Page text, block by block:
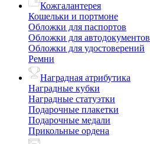
Кожгалантерея
Кошельки и портмоне
Обложки для паспортов
Обложки для автодокументов
Обложки для удостоверений
Ремни
Наградная атрибутика
Наградные кубки
Наградные статуэтки
Подарочные плакетки
Подарочные медали
Прикольные ордена